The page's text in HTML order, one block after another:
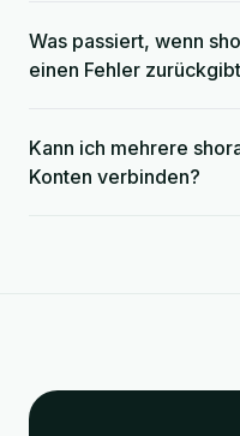
Was passiert, wenn
einen Fehler
Kann ich mehrere
Konten verbinden?